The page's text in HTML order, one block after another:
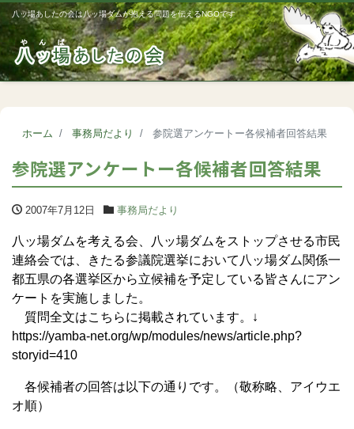
八ッ場あしたの会は八ッ場ダムが抱える問題を伝えるNGOです
ホーム 事務局だより 参院選アンケートー各候補者回答結果
参院選アンケートー各候補者回答結果
2007年7月12日 事務局だより
八ッ場ダムを考える会、八ッ場ダムをストップさせる市民
連絡会では、きたる参議院選挙において八ッ場ダム関係一
都五県の各選挙区から立候補を予定している皆さんにアン
ケートを実施しました。
質問全文はこちらに掲載されています。↓
https://yamba-net.org/wp/modules/news/article.php?
storyid=410
各候補者の回答は以下の通りです。（敬称略、アイウエ
オ順）